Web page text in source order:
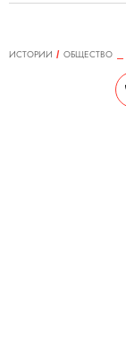
ИСТОРИИ
ОБЩЕСТВО